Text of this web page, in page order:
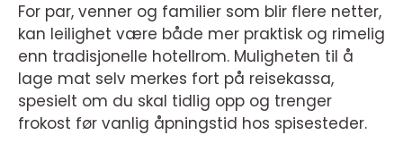
For par, venner og familier som blir flere netter,
kan leilighet være både mer praktisk og rimelig
enn tradisjonelle hotellrom. Muligheten til å
lage mat selv merkes fort på reisekassa,
spesielt om du skal tidlig opp og trenger
frokost før vanlig åpningstid hos spisesteder.